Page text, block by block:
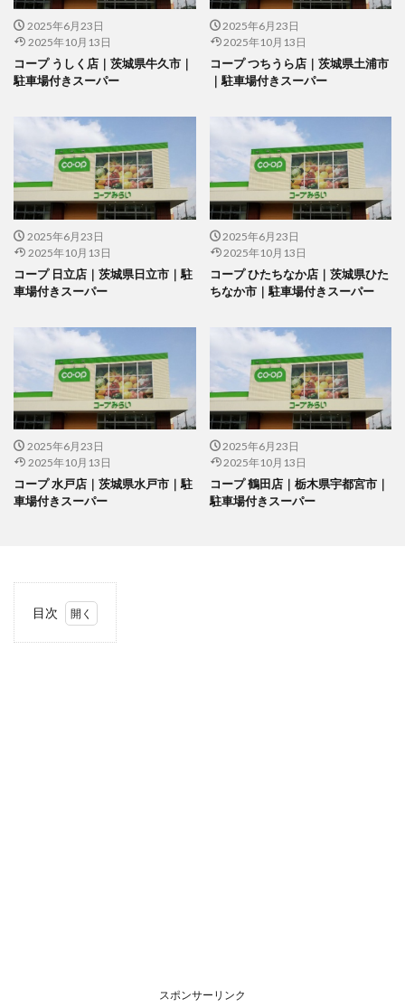
2025年6月23日
2025年10月13日
コープ うしく店｜茨城県牛久市｜
駐車場付きスーパー
2025年6月23日
2025年10月13日
コープ つちうら店｜茨城県土浦市
｜駐車場付きスーパー
2025年6月23日
2025年10月13日
コープ 日立店｜茨城県日立市｜駐
車場付きスーパー
2025年6月23日
2025年10月13日
コープ ひたちなか店｜茨城県ひた
ちなか市｜駐車場付きスーパー
2025年6月23日
2025年10月13日
コープ 水戸店｜茨城県水戸市｜駐
車場付きスーパー
2025年6月23日
2025年10月13日
コープ 鶴田店｜栃木県宇都宮市｜
駐車場付きスーパー
目次
スポンサーリンク